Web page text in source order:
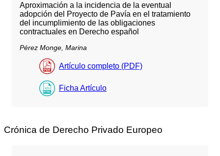
Aproximación a la incidencia de la eventual
adopción del Proyecto de Pavía en el tratamiento
del incumplimiento de las obligaciones
contractuales en Derecho español
Pérez Monge, Marina
Artículo completo (PDF)
Ficha Artículo
Crónica de Derecho Privado Europeo